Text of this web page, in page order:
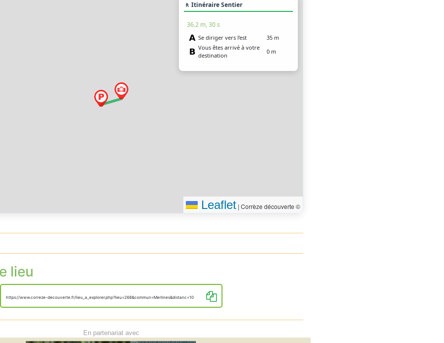
🚶 Itinéraire Sentier
36.2 m, 30 s
Se diriger vers l’est
35 m
Vous êtes arrivé à votre
destination
0 m
Leaflet | Corrèze découverte ©
lieu
https://www.correze-decouverte.fr/lieu_a_explorer.php?lieu=268&commun=Merlines&distanc=10
En partenariat avec